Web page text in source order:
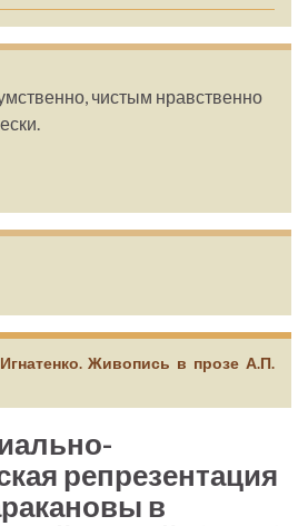
чистым нравственно
Живопись в прозе А.П.
репрезентация
в